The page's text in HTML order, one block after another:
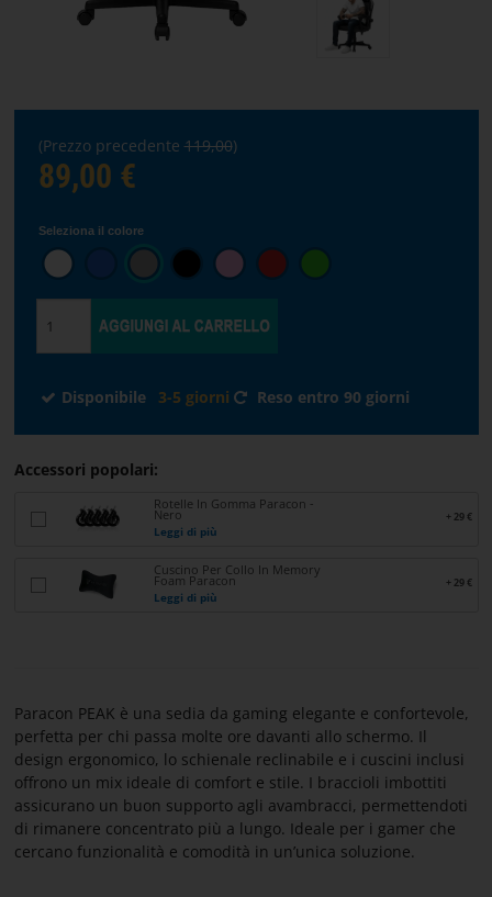
SCRIVANIE
PAGINA
INIZIALE
SOFTWARE
TERMINI
CONDIZIONI
CONTATTI
(Prezzo precedente119,00)
89,00 €
Seleziona il colore
Disponibile 3-5 giorni Reso entro 90 giorni
Accessori popolari:
Rotelle In Gomma Paracon -
Nero
Leggi di più
+ 29 €
Cuscino Per Collo In Memory
Foam Paracon
Leggi di più
+ 29 €
Paracon PEAK è una sedia da gaming elegante e confortevole,
perfetta per chi passa molte ore davanti allo schermo. Il
design ergonomico, lo schienale reclinabile e i cuscini inclusi
offrono un mix ideale di comfort e stile. I braccioli imbottiti
assicurano un buon supporto agli avambracci, permettendoti
di rimanere concentrato più a lungo. Ideale per i gamer che
cercano funzionalità e comodità in un’unica soluzione.